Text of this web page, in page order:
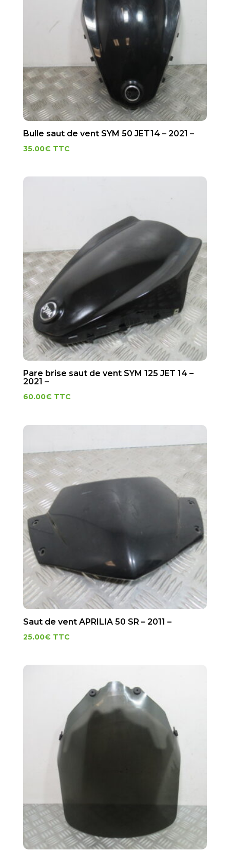
Bulle saut de vent SYM 50 JET14 – 2021 –
35.00€ TTC
Pare brise saut de vent SYM 125 JET 14 –
2021 –
60.00€ TTC
Saut de vent APRILIA 50 SR – 2011 –
25.00€ TTC